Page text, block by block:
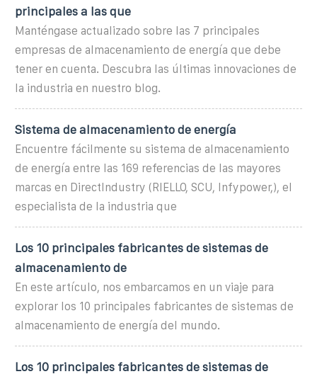
principales a las que
Manténgase actualizado sobre las 7 principales
empresas de almacenamiento de energía que debe
tener en cuenta. Descubra las últimas innovaciones de
la industria en nuestro blog.
Sistema de almacenamiento de energía
Encuentre fácilmente su sistema de almacenamiento
de energía entre las 169 referencias de las mayores
marcas en DirectIndustry (RIELLO, SCU, Infypower,), el
especialista de la industria que
Los 10 principales fabricantes de sistemas de
almacenamiento de
En este artículo, nos embarcamos en un viaje para
explorar los 10 principales fabricantes de sistemas de
almacenamiento de energía del mundo.
Los 10 principales fabricantes de sistemas de